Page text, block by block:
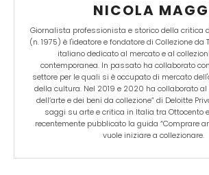
NICOLA
Giornalista professionista e storico della critica
(n. 1975) è l'ideatore e fondatore di Collezione
italiano dedicato al mercato e al
contemporanea. In passato ha collaborato
settore per le quali si è occupato di mercato
della cultura. Nel 2019 e 2020 ha collaborato al
dell’arte e dei beni da collezione” di Deloitte
saggi su arte e critica in Italia tra Ottocento
recentemente pubblicato la guida “Comprare
vuole iniziare a collezionare.